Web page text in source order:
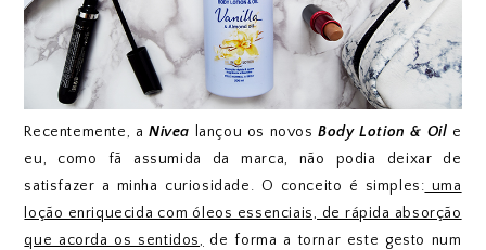
Recentemente, a Nivea lançou os novosBody Lotion & Oil e
eu, como fã assumida da marca, não podia deixar de
satisfazer a minha curiosidade. O conceito é simples: uma
loção enriquecida com óleos essenciais, de rápida absorção
que acorda os sentidos, de forma a tornar este gesto num